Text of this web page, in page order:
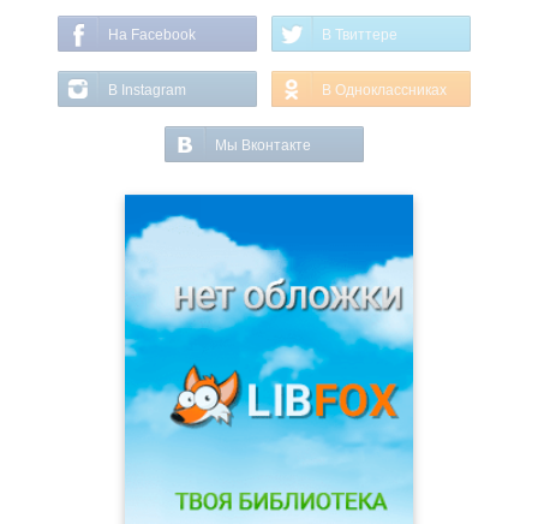
На Facebook В Твиттере
В Instagram В Одноклассниках
Мы Вконтакте